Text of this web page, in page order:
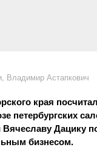
Владимир Астапкович
края
петербургских
Дацику
бизнесом.